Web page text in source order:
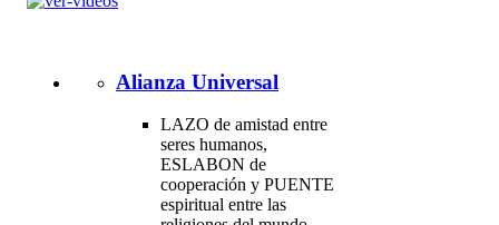
Alianza Universal
LAZO de amistad entre
seres humanos,
ESLABON de
cooperación y PUENTE
espiritual entre las